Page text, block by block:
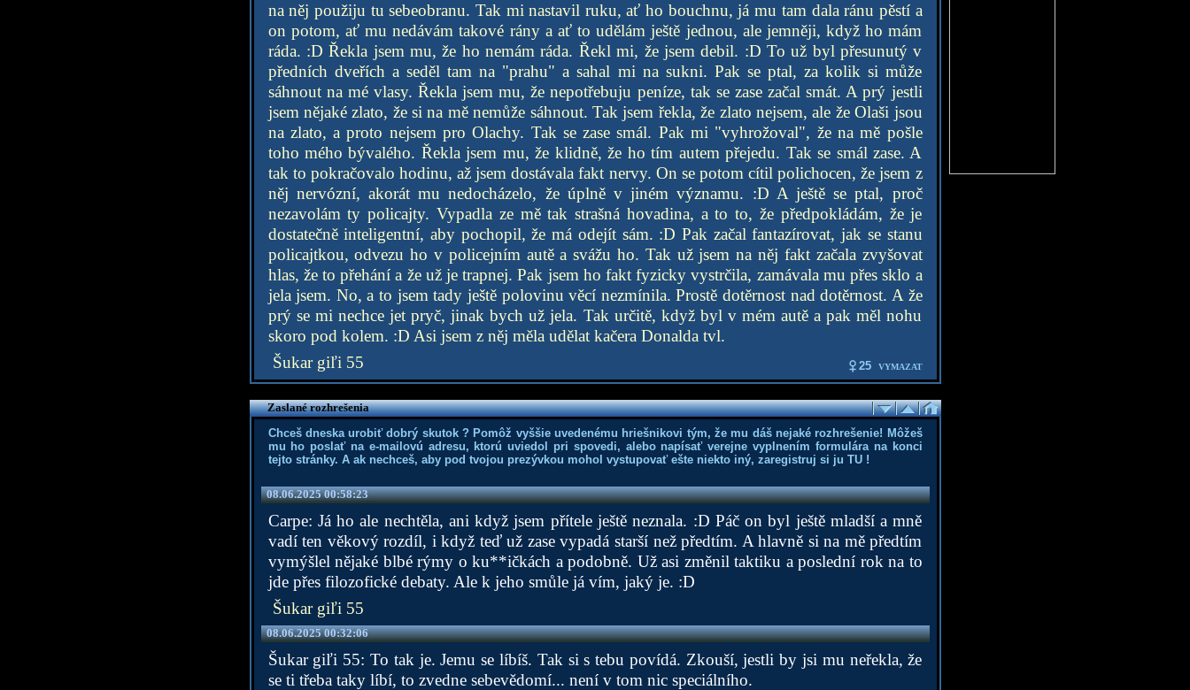
na něj použiju tu sebeobranu. Tak mi nastavil ruku, ať ho bouchnu, já mu tam dala ránu pěstí a
on potom, ať mu nedávám takové rány a ať to udělám ještě jednou, ale jemněji, když ho mám
ráda. :D Řekla jsem mu, že ho nemám ráda. Řekl mi, že jsem debil. :D To už byl přesunutý v
předních dveřích a seděl tam na "prahu" a sahal mi na sukni. Pak se ptal, za kolik si může
sáhnout na mé vlasy. Řekla jsem mu, že nepotřebuju peníze, tak se zase začal smát. A prý jestli
jsem nějaké zlato, že si na mě nemůže sáhnout. Tak jsem řekla, že zlato nejsem, ale že Olaši jsou
na zlato, a proto nejsem pro Olachy. Tak se zase smál. Pak mi "vyhrožoval", že na mě pošle
toho mého bývalého. Řekla jsem mu, že klidně, že ho tím autem přejedu. Tak se smál zase. A
tak to pokračovalo hodinu, až jsem dostávala fakt nervy. On se potom cítil polichocen, že jsem z
něj nervózní, akorát mu nedocházelo, že úplně v jiném významu. :D A ještě se ptal, proč
nezavolám ty policajty. Vypadla ze mě tak strašná hovadina, a to to, že předpokládám, že je
dostatečně inteligentní, aby pochopil, že má odejít sám. :D Pak začal fantazírovat, jak se stanu
policajtkou, odvezu ho v policejním autě a svážu ho. Tak už jsem na něj fakt začala zvyšovat
hlas, že to přehání a že už je trapnej. Pak jsem ho fakt fyzicky vystrčila, zamávala mu přes sklo a
jela jsem. No, a to jsem tady ještě polovinu věcí nezmínila. Prostě dotěrnost nad dotěrnost. A že
prý se mi nechce jet pryč, jinak bych už jela. Tak určitě, když byl v mém autě a pak měl nohu
skoro pod kolem. :D Asi jsem z něj měla udělat kačera Donalda tvl.
Šukar giľi 55
25 VYMAZAT
Zaslané rozhrešenia
Chceš dneska urobiť dobrý skutok ? Pomôž vyššie uvedenému hriešnikovi tým, že mu dáš nejaké rozhrešenie! Môžeš
mu ho poslať na e-mailovú adresu, ktorú uviedol pri spovedi, alebo napísať verejne vyplnením formulára na konci
tejto stránky. A ak nechceš, aby pod tvojou prezývkou mohol vystupovať ešte niekto iný, zaregistruj si ju TU!
08.06.2025 00:58:23
Carpe: Já ho ale nechtěla, ani když jsem přítele ještě neznala. :D Páč on byl ještě mladší a mně
vadí ten věkový rozdíl, i když teď už zase vypadá starší než předtím. A hlavně si na mě předtím
vymýšlel nějaké blbé rýmy o ku**ičkách a podobně. Už asi změnil taktiku a poslední rok na to
jde přes filozofické debaty. Ale k jeho smůle já vím, jaký je. :D
Šukar giľi 55
08.06.2025 00:32:06
Šukar giľi 55: To tak je. Jemu se líbíš. Tak si s tebu povídá. Zkouší, jestli by jsi mu neřekla, že
se ti třeba taky líbí, to zvedne sebevědomí... není v tom nic speciálního.